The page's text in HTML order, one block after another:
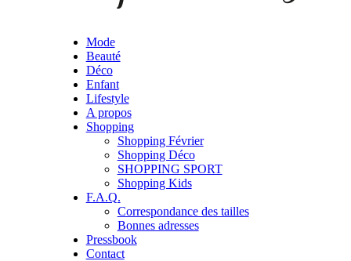
Mode
Beauté
Déco
Enfant
Lifestyle
A propos
Shopping
Shopping Février
Shopping Déco
SHOPPING SPORT
Shopping Kids
F.A.Q.
Correspondance des tailles
Bonnes adresses
Pressbook
Contact